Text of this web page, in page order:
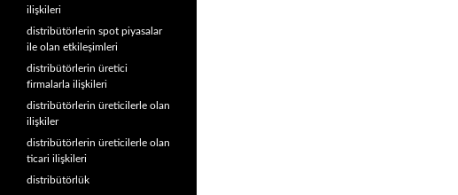
ilişkileri
distribütörlerin spot piyasalar
ile olan etkileşimleri
distribütörlerin üretici
firmalarla ilişkileri
distribütörlerin üreticilerle olan
ilişkiler
distribütörlerin üreticilerle olan
ticari ilişkileri
distribütörlük